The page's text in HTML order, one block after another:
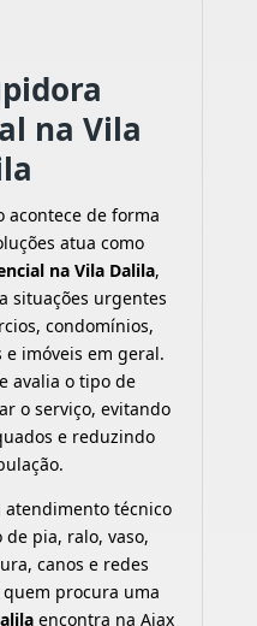
na Vila
acontece de forma
atua como
na Vila Dalila,
situações urgentes
condomínios,
imóveis em geral.
avalia o tipo de
o serviço, evitando
e reduzindo
atendimento técnico
pia, ralo, vaso,
canos e redes
procura uma
encontra na Ajax